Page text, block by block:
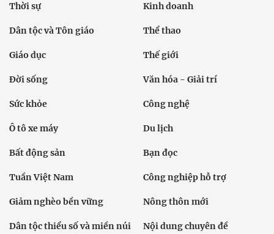
Thời sự Kinh doanh
Dân tộc và Tôn giáo Thể thao
Giáo dục Thế giới
Đời sống Văn hóa - Giải trí
Sức khỏe Công nghệ
Ô tô xe máy Du lịch
Bất động sản Bạn đọc
Tuần Việt Nam Công nghiệp hỗ trợ
Giảm nghèo bền vững Nông thôn mới
Dân tộc thiểu số và miền núi Nội dung chuyên đề